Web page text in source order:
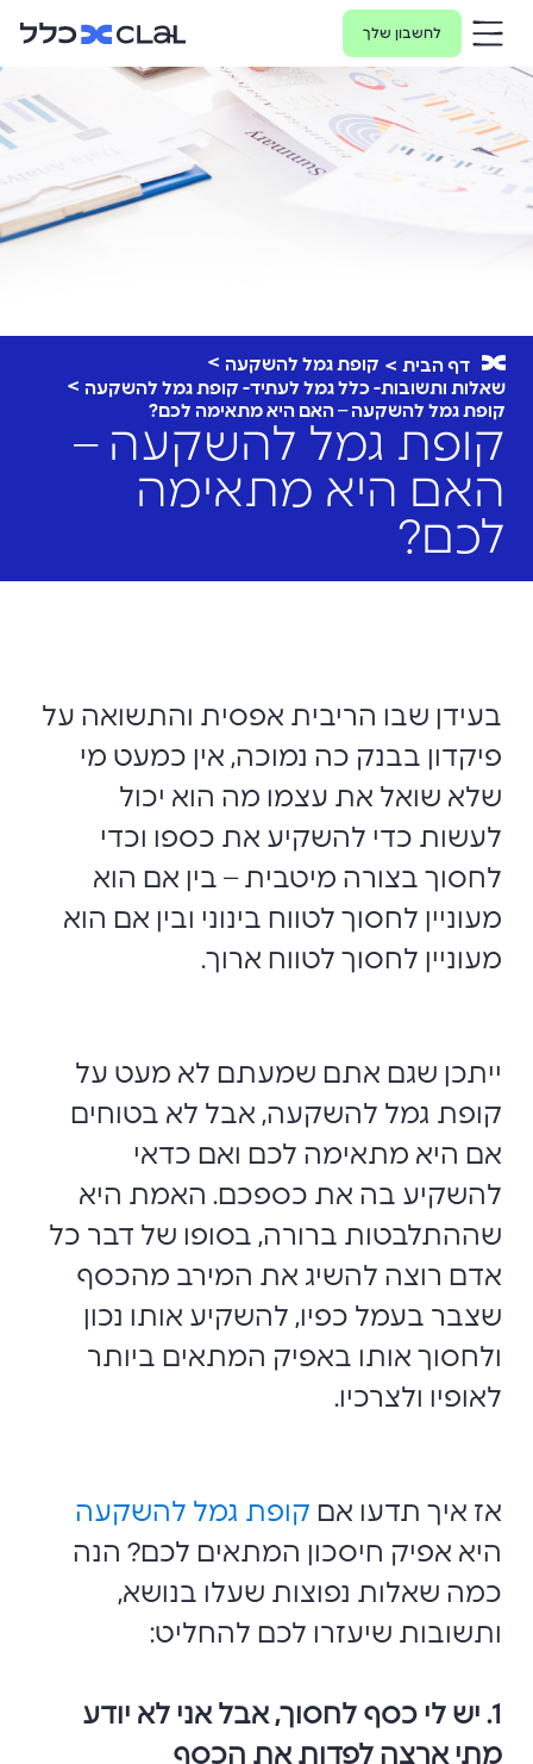
לחשבון שלך
דף הבית
קופת גמל להשקעה
שאלות ותשובות- כלל גמל לעתיד- קופת גמל להשקעה
קופת גמל להשקעה – האם היא מתאימה לכם?
קופת גמל להשקעה –
האם היא מתאימה
לכם?
בעידן שבו הריבית אפסית והתשואה על
פיקדון בבנק כה נמוכה, אין כמעט מי
שלא שואל את עצמו מה הוא יכול
לעשות כדי להשקיע את כספו וכדי
לחסוך בצורה מיטבית – בין אם הוא
מעוניין לחסוך לטווח בינוני ובין אם הוא
מעוניין לחסוך לטווח ארוך.
ייתכן שגם אתם שמעתם לא מעט על
קופת גמל להשקעה, אבל לא בטוחים
אם היא מתאימה לכם ואם כדאי
להשקיע בה את כספכם. האמת היא
שההתלבטות ברורה, בסופו של דבר כל
אדם רוצה להשיג את המירב מהכסף
שצבר בעמל כפיו, להשקיע אותו נכון
ולחסוך אותו באפיק המתאים ביותר
לאופיו ולצרכיו.
אז איך תדעו אם קופת גמל להשקעה
היא אפיק חיסכון המתאים לכם? הנה
כמה שאלות נפוצות שעלו בנושא,
ותשובות שיעזרו לכם להחליט:
1. יש לי כסף לחסוך, אבל אני לא יודע
מתי ארצה לפדות את הכסף